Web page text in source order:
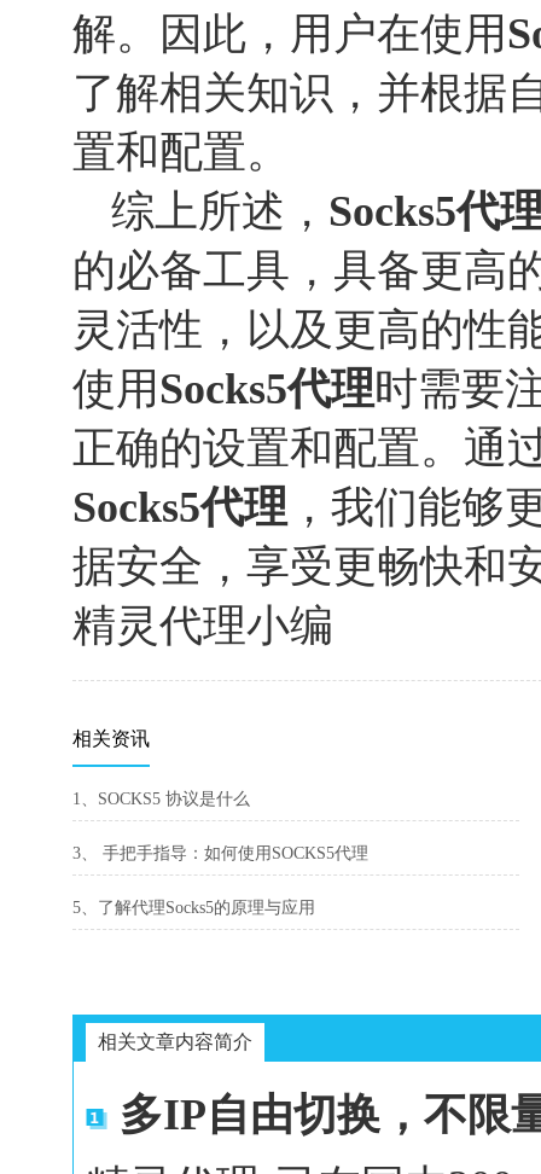
解。因此，用户在使用
了解相关知识，并根据
置和配置。
综上所述， Socks5代
的必备工具，具备更高
灵活性，以及更高的性
使用 Socks5代理时需要
正确的设置和配置。通
Socks5代理 ，我们能够
据安全，享受更畅快和
精灵代理小编
相关资讯
1、SOCKS5 协议是什么
3、 手把手指导：如何使用SOCKS5代理
5、了解代理Socks5的原理与应用
相关文章内容简介
多IP自由切换，不限